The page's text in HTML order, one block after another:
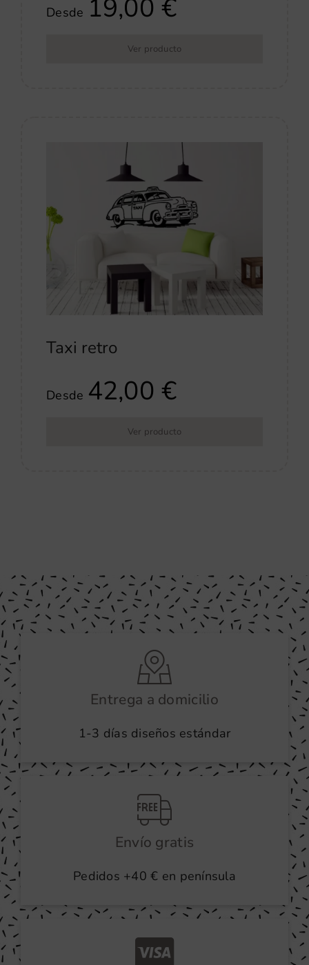
Desde 19,00€
Ver producto
Taxi retro
Desde 42,00€
Ver producto
Entrega a domicilio
1-3 días diseños estándar
Envío gratis
Pedidos +40 € en península